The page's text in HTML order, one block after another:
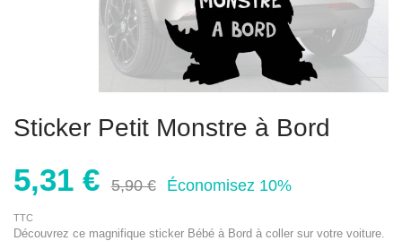
Sticker Petit Monstre à Bord
5,31 € 5,90 € Économisez 10%
TTC
Découvrez ce magnifique sticker Bébé à Bord à coller sur votre voiture.